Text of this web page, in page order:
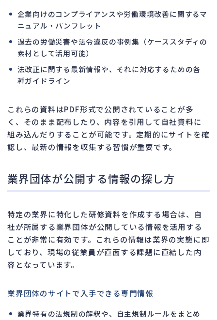
企業向けのコンプライアンスや労働環境改善に関するマ
ニュアル・パンフレット
過去の労働災害や法令違反の事例集（ケーススタディの
素材として活用可能）
法改正に関する最新情報や、それに対応するための各
種ガイドライン
これらの資料はPDF形式で公開されていることが多
く、そのまま配布したり、内容を引用して自社資料に
組み込んだりすることが可能です。定期的にサイトを確
認し、最新の情報を収集する習慣が重要です。
業界団体が公開する情報の探し方
特定の業界に特化した研修資料を作成する場合は、自
社が所属する業界団体が公開している情報を活用する
ことが非常に有効です。これらの情報は業界の実態に即
しており、現場の従業員が直面する課題に直結した内
容となっています。
業界団体のサイトで入手できる専門情報
業界特有の法規制の解釈や、自主規制ルールをまとめ